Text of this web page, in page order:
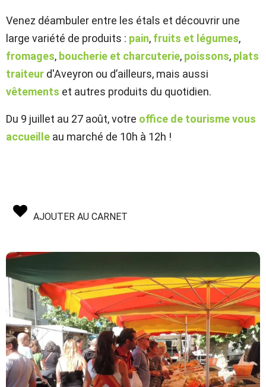
Venez déambuler entre les étals et découvrir une
large variété de produits : pain, fruits et légumes,
fromages, boucherie et charcuterie, poissons, plats
traiteur d'Aveyron ou d’ailleurs, mais aussi
vêtements et autres produits du quotidien.
Du 9 juillet au 27 août, votre office de tourisme vous
accueille au marché de 10h à 12h !
AJOUTER AU CARNET